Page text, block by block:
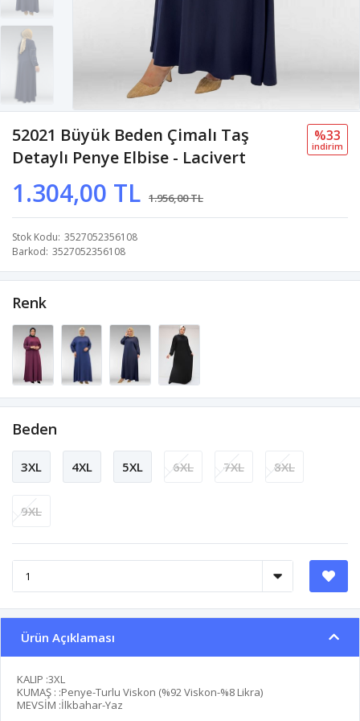
52021 Büyük Beden Çimalı Taş
Detaylı Penye Elbise - Lacivert
1.304,00 TL 1.956,00 TL
%33
i̇ndi̇ri̇m
Stok Kodu 3527052356108
Barkod 3527052356108
Renk
Beden
3XL 4XL 5XL 6XL 7XL 8XL
9XL
Ürün Açıklaması
KALIP :3XL
KUMAŞ : :Penye-Turlu Viskon (%92 Viskon-%8 Likra)
MEVSİM :İlkbahar-Yaz